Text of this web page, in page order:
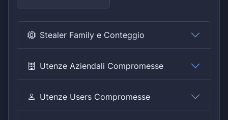
Stealer Family e Conteggio
Utenze Aziendali Compromesse
Utenze Users Compromesse